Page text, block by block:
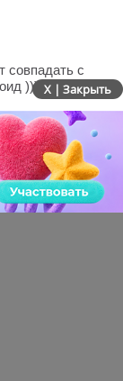
совпадать с
)))) X | Закрыть